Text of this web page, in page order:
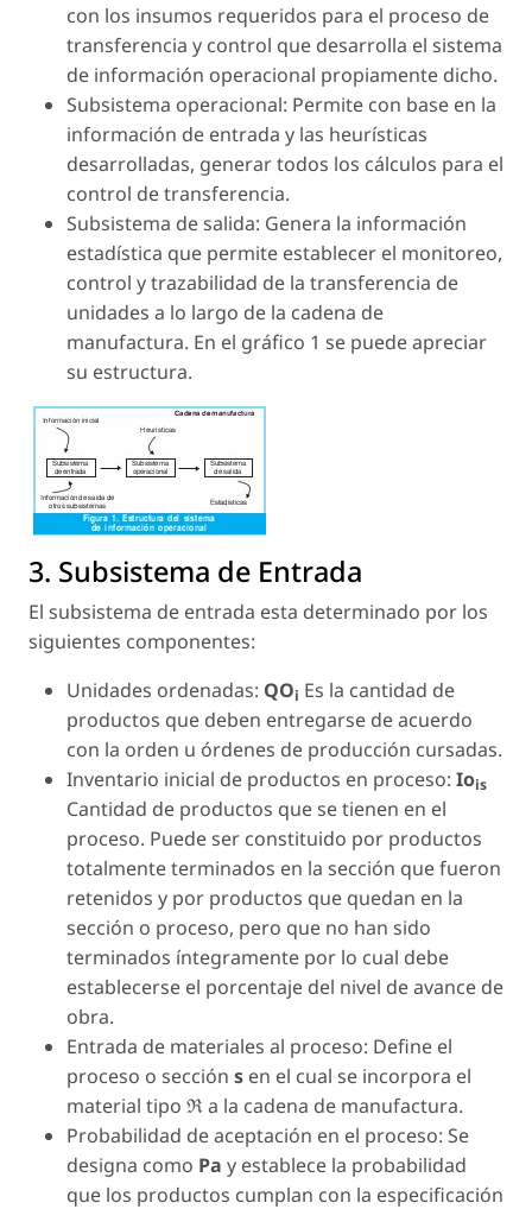
con los insumos requeridos para el proceso de
transferencia y control que desarrolla el sistema
de información operacional propiamente dicho.
Subsistema operacional: Permite con base en la
información de entrada y las heurísticas
desarrolladas, generar todos los cálculos para el
control de transferencia.
Subsistema de salida: Genera la información
estadística que permite establecer el monitoreo,
control y trazabilidad de la transferencia de
unidades a lo largo de la cadena de
manufactura. En el gráfico 1 se puede apreciar
su estructura.
3. Subsistema de Entrada
El subsistema de entrada esta determinado por los
siguientes componentes:
Unidades ordenadas: QOi Es la cantidad de
productos que deben entregarse de acuerdo
con la orden u órdenes de producción cursadas.
Inventario inicial de productos en proceso: Iois
Cantidad de productos que se tienen en el
proceso. Puede ser constituido por productos
totalmente terminados en la sección que fueron
retenidos y por productos que quedan en la
sección o proceso, pero que no han sido
terminados íntegramente por lo cual debe
establecerse el porcentaje del nivel de avance de
obra.
Entrada de materiales al proceso: Define el
proceso o sección s en el cual se incorpora el
material tipo ℜa la cadena de manufactura.
Probabilidad de aceptación en el proceso: Se
designa como Pa y establece la probabilidad
que los productos cumplan con la especificación